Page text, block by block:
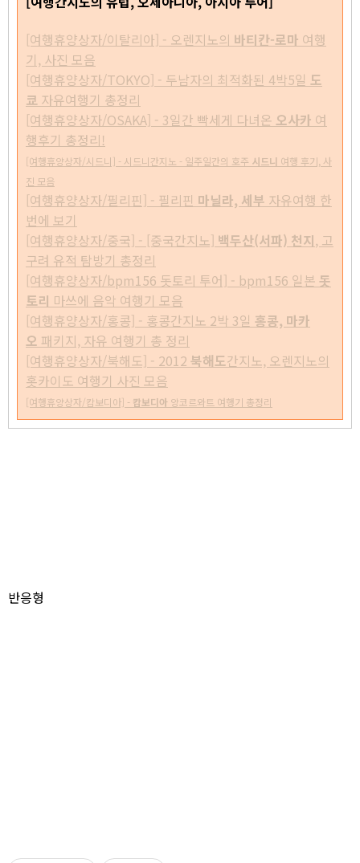
[여행휴양상자/이탈리아] - 오렌지노의 바티칸-로마 여행
기, 사진 모음
[여행휴양상자/TOKYO] - 두남자의 최적화된 4박5일 도
쿄 자유여행기 총정리
[여행휴양상자/OSAKA] - 3일간 빡세게 다녀온 오사카 여
행후기 총정리!
[여행휴양상자/시드니] - 시드니간지노 - 일주일간의 호주 시드니 여행 후기, 사
진 모음
[여행휴양상자/필리핀] - 필리핀 마닐라, 세부 자유여행 한
번에 보기
[여행휴양상자/중국] - [중국간지노] 백두산(서파) 천지, 고
구려 유적 탐방기 총정리
[여행휴양상자/bpm156 돗토리 투어] - bpm156 일본 돗
토리 마쓰에 음악 여행기 모음
[여행휴양상자/홍콩] - 홍콩간지노 2박 3일 홍콩, 마카
오 패키지, 자유 여행기 총 정리
[여행휴양상자/북해도] - 2012 북해도간지노, 오렌지노의
홋카이도 여행기 사진 모음
[여행휴양상자/캄보디아] - 캄보디아 앙코르와트 여행기 총정리
반응형